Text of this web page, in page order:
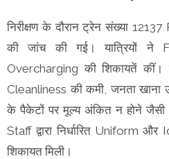
निरीक्षण के दौरान ट्रेन संख्या
की जांच की गई। यात्रियों
Overcharging की शिकायतें
Cleanliness की कमी, जनता खाना
के पैकेटों पर मूल्य अंकित न होने जैसी
Staff द्वारा निर्धारित Uniform
शिकायत मिली।